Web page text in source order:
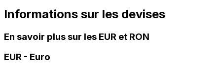
Informations sur les devises
En savoir plus sur les EUR et RON
EUR - Euro